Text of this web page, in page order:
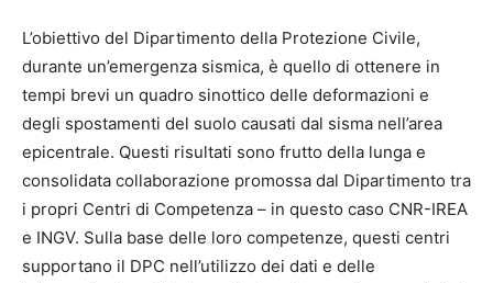
L’obiettivo del Dipartimento della Protezione Civile,
durante un’emergenza sismica, è quello di ottenere in
tempi brevi un quadro sinottico delle deformazioni e
degli spostamenti del suolo causati dal sisma nell’area
epicentrale. Questi risultati sono frutto della lunga e
consolidata collaborazione promossa dal Dipartimento tra
i propri Centri di Competenza – in questo caso CNR-IREA
e INGV. Sulla base delle loro competenze, questi centri
supportano il DPC nell’utilizzo dei dati e delle